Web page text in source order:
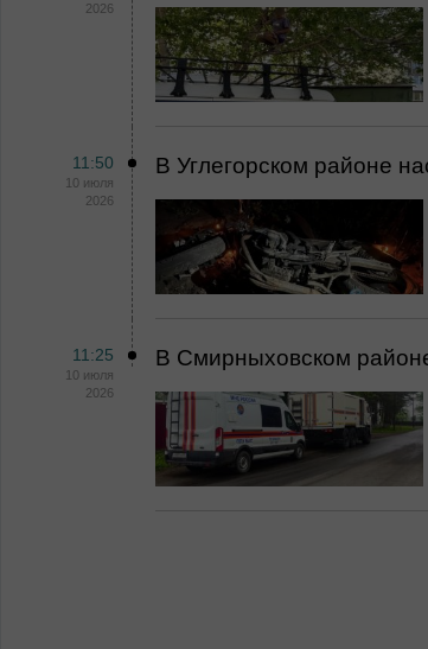
2026
11:50
10 июля
2026
В Углегорском районе
11:25
10 июля
2026
В Смирныховском